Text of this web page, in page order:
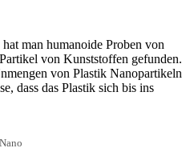
man humanoide Proben von
von Kunststoffen gefunden.
von Plastik Nanopartikeln
dass das Plastik sich bis ins
Nano